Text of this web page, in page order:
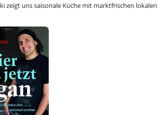
zeigt uns saisonale Küche mit marktfrischen lokalen